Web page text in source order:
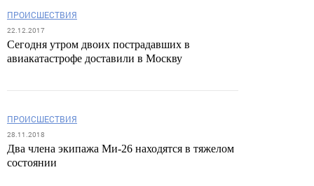
ПРОИСШЕСТВИЯ
22.12.2017
Сегодня утром двоих пострадавших в
авиакатастрофе доставили в Москву
ПРОИСШЕСТВИЯ
28.11.2018
Два члена экипажа Ми-26 находятся в тяжелом
состоянии